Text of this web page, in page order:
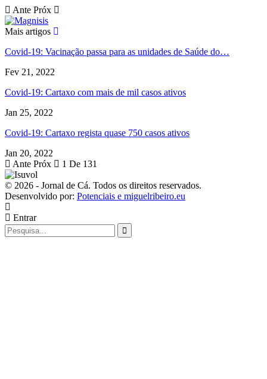
Ante Próx
Mais artigos
Covid-19: Vacinação passa para as unidades de Saúde do…
Fev 21, 2022
Covid-19: Cartaxo com mais de mil casos ativos
Jan 25, 2022
Covid-19: Cartaxo regista quase 750 casos ativos
Jan 20, 2022
Ante Próx 1 De 131
© 2026 - Jornal de Cá. Todos os direitos reservados.
Desenvolvido por: Potenciais e miguelribeiro.eu
Entrar